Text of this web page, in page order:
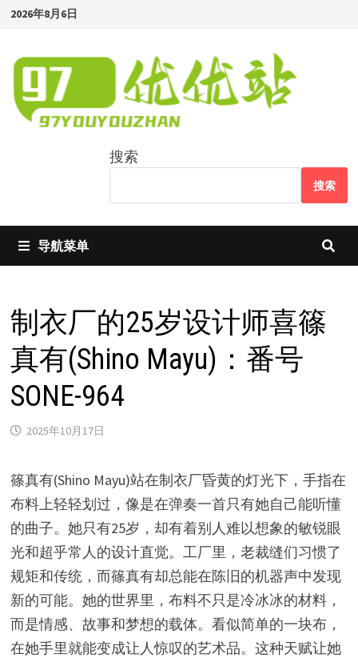
Skip
content
2026年8月6日
搜索
搜索
导航菜单
制衣厂的25岁设计师喜篠
真有(Shino Mayu)：番号
SONE-964
2025年10月17日
篠真有(Shino Mayu)站在制衣厂昏黄的灯光下，手指在
布料上轻轻划过，像是在弹奏一首只有她自己能听懂
的曲子。她只有25岁，却有着别人难以想象的敏锐眼
光和超乎常人的设计直觉。工厂里，老裁缝们习惯了
规矩和传统，而篠真有却总能在陈旧的机器声中发现
新的可能。她的世界里，布料不只是冷冰冰的材料，
而是情感、故事和梦想的载体。看似简单的一块布，
在她手里就能变成让人惊叹的艺术品。这种天赋让她